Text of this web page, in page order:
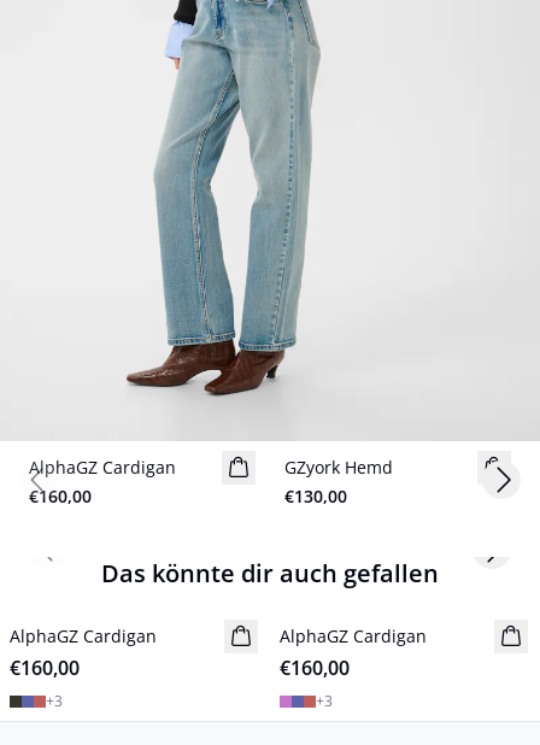
AlphaGZ Cardigan
€160,00
Neuheiten
GZyork Hemd
€130,00
Previous slide
Das könnte dir auch gefallen
Neuheiten
AlphaGZ Cardigan
€160,00
+3
Neuheiten
AlphaGZ Cardigan
€160,00
+3
Previous slide Next